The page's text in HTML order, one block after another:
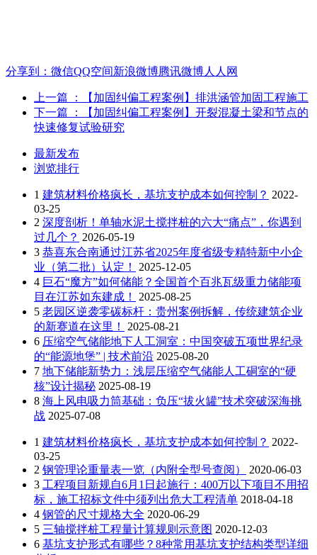
分享到： 微信QQ空间新浪微博腾讯微博人人网
上一篇
：【加固纠偏工程案例】排洪涵管加固工程施工
下一篇
：【加固纠偏工程案例】开裂混凝土梁和节点的
快速修复试验研究
最新发布
浏览排行
1 建筑材料价格疯长，基坑支护成本如何控制？ 2022-
03-25
2 深度剖析！单轴水泥土搅拌桩的六大“痛点”，你遇到
过几个？ 2026-05-19
3 恭喜东合南通过江苏省2025年度省级专精特新中小企
业（第二批）认定！
2025-12-05
4 巨石“魔方”如何储能？全国首个百兆瓦级重力储能项
目在江苏如东建成！
2025-08-25
5 老园区逆袭零碳标杆：贵州案例拆解，传统建筑企业
的新赛道在这里！
2025-08-21
6 压缩空气储能地下人工洞室：中国突破五项世界纪录
的“能源地堡” | 技术前沿 2025-08-20
7 地下储能新势力：浅层压缩空气储能人工硐室的“硬
核”设计揭秘 2025-08-19
8 海上风电吸力筒基础：负压“拔火罐”技术突破深海挑
战 2025-07-08
1 建筑材料价格疯长，基坑支护成本如何控制？ 2022-
03-25
2 钢管理论重量表一览（内附全型号查阅）
2020-06-03
3 工程项目新规自6月1日起施行：400万以下项目不用招
标，施工招标文件中须列出危大工程清单 2018-04-18
4 钢管的尺寸规格大全 2020-06-29
5 三轴搅拌桩工程量计算规则示意图 2020-12-03
6 基坑支护形式有哪些？8种常用基坑支护结构类型详细